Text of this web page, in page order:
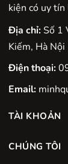
kiện có uy
Địa chỉ:Số 1
Kiếm, Hà Nội
Điện thoại:
Email:
TÀI KHOẢN
CHÚNG TÔI